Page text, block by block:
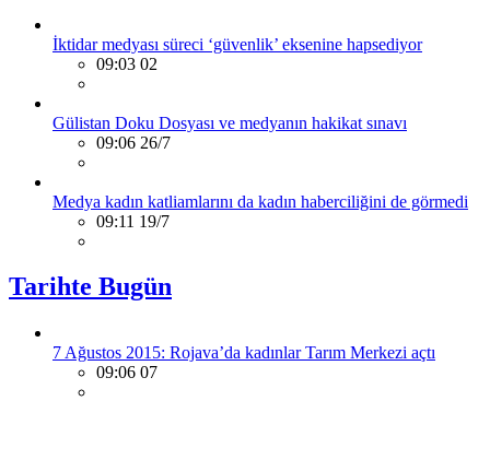
İktidar medyası süreci ‘güvenlik’ eksenine hapsediyor
09:03 02
Gülistan Doku Dosyası ve medyanın hakikat sınavı
09:06 26/7
Medya kadın katliamlarını da kadın haberciliğini de görmedi
09:11 19/7
Tarihte Bugün
7 Ağustos 2015: Rojava’da kadınlar Tarım Merkezi açtı
09:06 07